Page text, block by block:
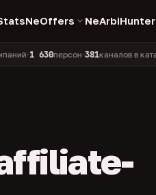
NeOffers NeArbiHunter
630персон•381каналов в каталоге•